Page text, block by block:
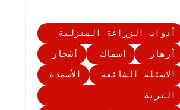
أدوات الزراعة المنزلية
أزهار
اسماك
أشجار
الاسئلة الشائعة
الأسمدة
التربة